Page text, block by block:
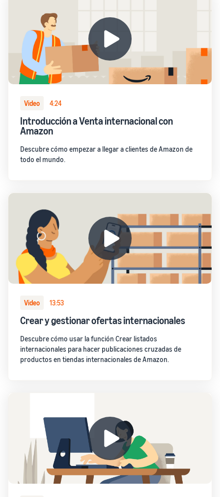
Video 4:24
Introducción a Venta internacional con
Amazon
Descubre cómo empezar a llegar a clientes de Amazon de
todo el mundo.
Video 13:53
Crear y gestionar ofertas internacionales
Descubre cómo usar la función Crear listados
internacionales para hacer publicaciones cruzadas de
productos en tiendas internacionales de Amazon.